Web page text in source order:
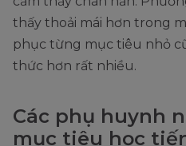
thấy thoải mái hơn trong
phục từng mục tiêu nhỏ
thức hơn rất nhiều.
Các phụ huynh
mục tiêu học